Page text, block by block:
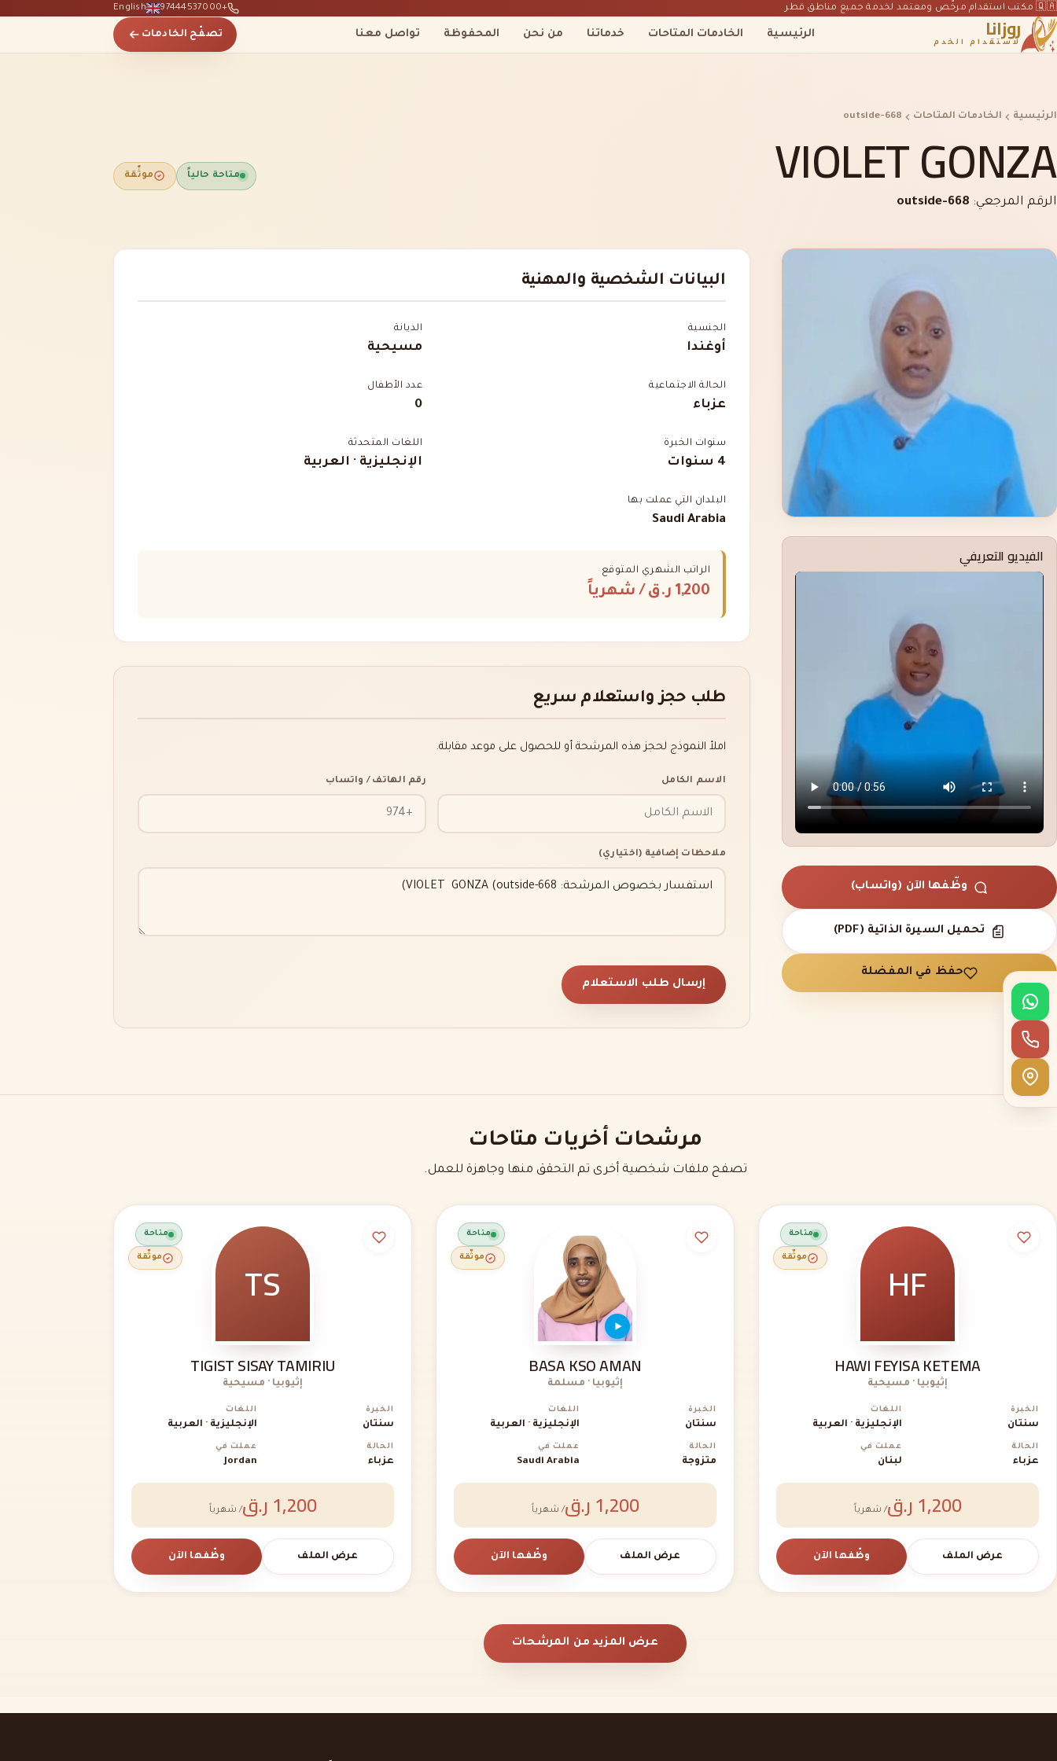
🇶🇦 مكتب استقدام مرخّص ومعتمد لخدمة جميع مناطق قطر +97444537000
English
روزانا
لاستقدام الخدم
الرئيسية الخادمات المتاحات خدماتنا من نحن المحفوظة تواصل معنا تصفّح الخادمات
الرئيسية الخادمات المتاحات outside-668
VIOLET GONZA
الرقم المرجعي: outside-668
متاحة حالياً موثّقة
الفيديو التعريفي
وظّفها الآن (واتساب)
تحميل السيرة الذاتية (PDF)
حفظ في المفضلة
البيانات الشخصية والمهنية
الجنسية
أوغندا
الديانة
مسيحية
الحالة الاجتماعية
عزباء
عدد الأطفال
0
سنوات الخبرة
4 سنوات
اللغات المتحدثة
الإنجليزية · العربية
البلدان التي عملت بها
Saudi Arabia
الراتب الشهري المتوقع
1,200 ر.ق / شهرياً
طلب حجز واستعلام سريع
املأ النموذج لحجز هذه المرشحة أو للحصول على موعد مقابلة.
الاسم الكامل رقم الهاتف / واتساب
ملاحظات إضافية (اختياري)
إرسال طلب الاستعلام
مرشحات أخريات متاحات
تصفح ملفات شخصية أخرى تم التحقق منها وجاهزة للعمل.
متاحة
موثّقة HF
HAWI FEYISA KETEMA
إثيوبيا · مسيحية
الخبرة
سنتان
اللغات
الإنجليزية · العربية
الحالة
عزباء
عملت في
لبنان
1,200 ر.ق / شهرياً
عرض الملف وظّفها الآن
متاحة
موثّقة
BASA KSO AMAN
إثيوبيا · مسلمة
الخبرة
سنتان
اللغات
الإنجليزية · العربية
الحالة
متزوجة
عملت في
Saudi Arabia
1,200 ر.ق / شهرياً
عرض الملف وظّفها الآن
متاحة
موثّقة TS
TIGIST SISAY TAMIRIU
إثيوبيا · مسيحية
الخبرة
سنتان
اللغات
الإنجليزية · العربية
الحالة
عزباء
عملت في
Jordan
1,200 ر.ق / شهرياً
عرض الملف وظّفها الآن
عرض المزيد من المرشحات